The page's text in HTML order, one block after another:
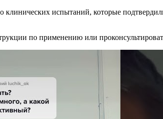
испытаний, которые
по применению или